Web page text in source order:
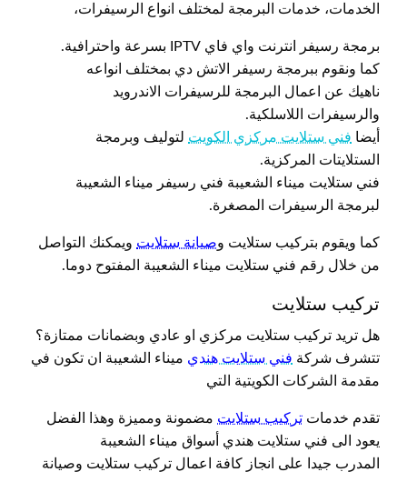
الخدمات، خدمات البرمجة لمختلف انواع الرسيفرات،
برمجة رسيفر انترنت واي فاي IPTV بسرعة واحترافية.
كما ونقوم ببرمجة رسيفر الاتش دي بمختلف انواعه
ناهيك عن اعمال البرمجة للرسيفرات الاندرويد
والرسيفرات اللاسلكية.
أيضا فني ستلايت مركزي الكويت لتوليف وبرمجة
الستلايتات المركزية.
فني ستلايت ميناء الشعيبة فني رسيفر ميناء الشعيبة
لبرمجة الرسيفرات المصغرة.
كما ويقوم بتركيب ستلايت وصيانة ستلايت ويمكنك التواصل
من خلال رقم فني ستلايت ميناء الشعيبة المفتوح دوما.
تركيب ستلايت
هل تريد تركيب ستلايت مركزي او عادي وبضمانات ممتازة؟
تتشرف شركة فني ستلايت هندي ميناء الشعيبة ان تكون في
مقدمة الشركات الكويتية التي
تقدم خدمات تركيب ستلايت مضمونة ومميزة وهذا الفضل
يعود الى فني ستلايت هندي أسواق ميناء الشعيبة
المدرب جيدا على انجاز كافة اعمال تركيب ستلايت وصيانة